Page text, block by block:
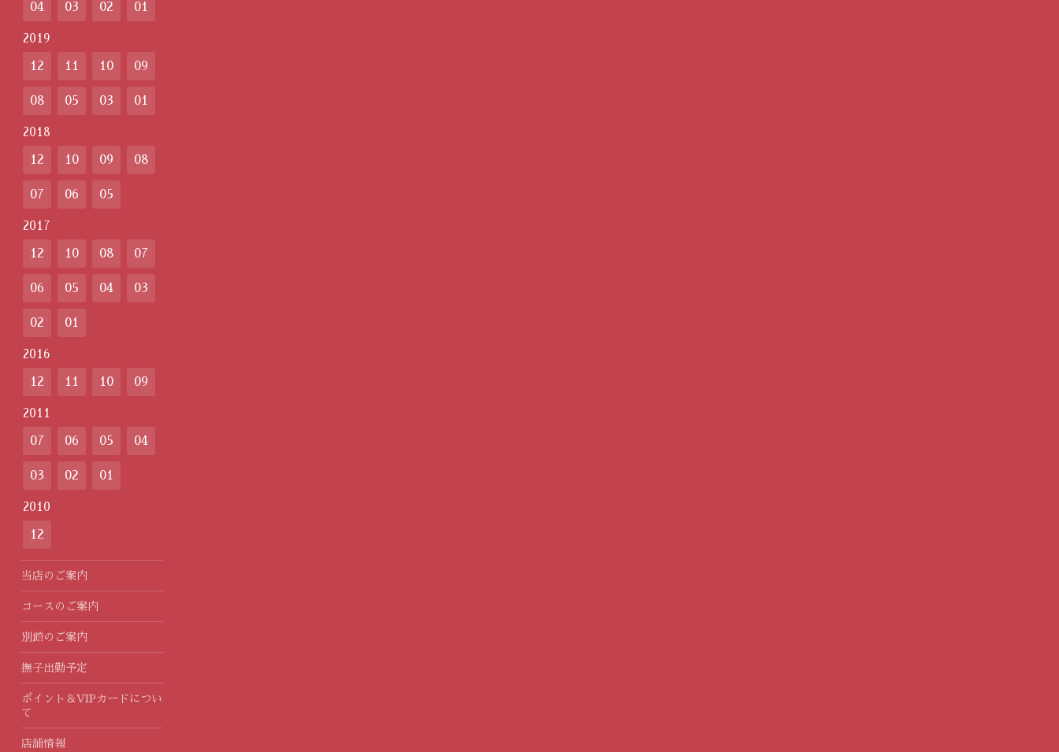
04 03 02 01
2019
12 11 10 09
08 05 03 01
2018
12 10 09 08
07 06 05
2017
12 10 08 07
06 05 04 03
02 01
2016
12 11 10 09
2011
07 06 05 04
03 02 01
2010
12
当店のご案内
コースのご案内
別館のご案内
撫子出勤予定
ポイント＆VIPカードについ
て
店舗情報